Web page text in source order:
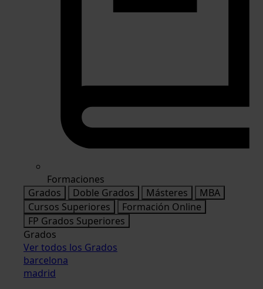
Formaciones
Grados
Doble Grados Másteres
MBA
Cursos Superiores
Formación Online
FP Grados Superiores
Grados
Ver todos los Grados
barcelona
madrid